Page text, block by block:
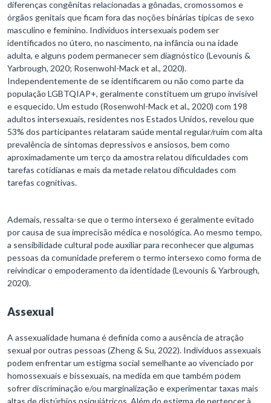
diferenças congênitas relacionadas a gônadas, cromossomos e
órgãos genitais que ficam fora das noções binárias típicas de sexo
masculino e feminino. Indivíduos intersexuais podem ser
identificados no útero, no nascimento, na infância ou na idade
adulta, e alguns podem permanecer sem diagnóstico (Levounis &
Yarbrough, 2020; Rosenwohl-Mack et al., 2020).
Independentemente de se identificarem ou não como parte da
população LGBTQIAP+, geralmente constituem um grupo invisível
e esquecido. Um estudo (Rosenwohl-Mack et al., 2020) com 198
adultos intersexuais, residentes nos Estados Unidos, revelou que
53% dos participantes relataram saúde mental regular/ruim com alta
prevalência de sintomas depressivos e ansiosos, bem como
aproximadamente um terço da amostra relatou dificuldades com
tarefas cotidianas e mais da metade relatou dificuldades com
tarefas cognitivas.
Ademais, ressalta-se que o termo intersexo é geralmente evitado
por causa de sua imprecisão médica e nosológica. Ao mesmo tempo,
a sensibilidade cultural pode auxiliar para reconhecer que algumas
pessoas da comunidade preferem o termo intersexo como forma de
reivindicar o empoderamento da identidade (Levounis & Yarbrough,
2020).
Assexual
A assexualidade humana é definida como a ausência de atração
sexual por outras pessoas (Zheng & Su, 2022). Indivíduos assexuais
podem enfrentar um estigma social semelhante ao vivenciado por
homossexuais e bissexuais, na medida em que também podem
sofrer discriminação e/ou marginalização e experimentar taxas mais